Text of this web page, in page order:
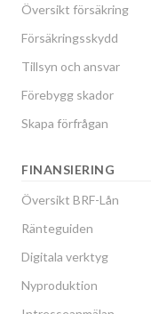
Översikt försäkring
Försäkringsskydd
Tillsyn och ansvar
Förebygg skador
Skapa förfrågan
FINANSIERING
Översikt BRF-Lån
Ränteguiden
Digitala verktyg
Nyproduktion